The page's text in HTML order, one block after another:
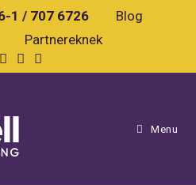
1 / 707 6726
Blog
Partnereknek
Menu